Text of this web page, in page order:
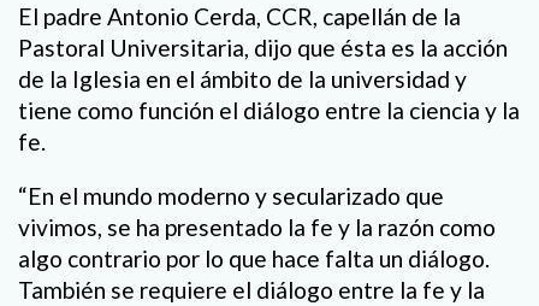
El padre Antonio Cerda, CCR, capellán de la
Pastoral Universitaria, dijo que ésta es la acción
de la Iglesia en el ámbito de la universidad y
tiene como función el diálogo entre la ciencia y la
fe.
“En el mundo moderno y secularizado que
vivimos, se ha presentado la fe y la razón como
algo contrario por lo que hace falta un diálogo.
También se requiere el diálogo entre la fe y la